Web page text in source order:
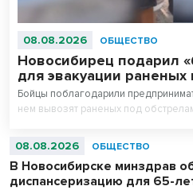
08.08.2026 ОБЩЕСТВО
Новосибирец подарил
для эвакуации
Бойцы поблагодарили
нем вывозят раненых под
08.08.2026 ОБЩЕСТВО
В Новосибирске минздрав
диспансеризацию для 65-